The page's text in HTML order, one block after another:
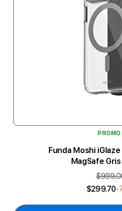
PROMO
Funda Moshi
MagSafe
$299.70-